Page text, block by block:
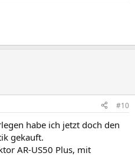
#10
habe ich jetzt doch den
gekauft.
AR-US50 Plus, mit